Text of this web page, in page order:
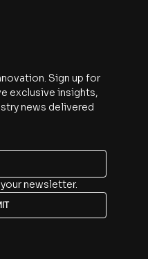
Sign up for
exclusive insights,
news delivered
newsletter.